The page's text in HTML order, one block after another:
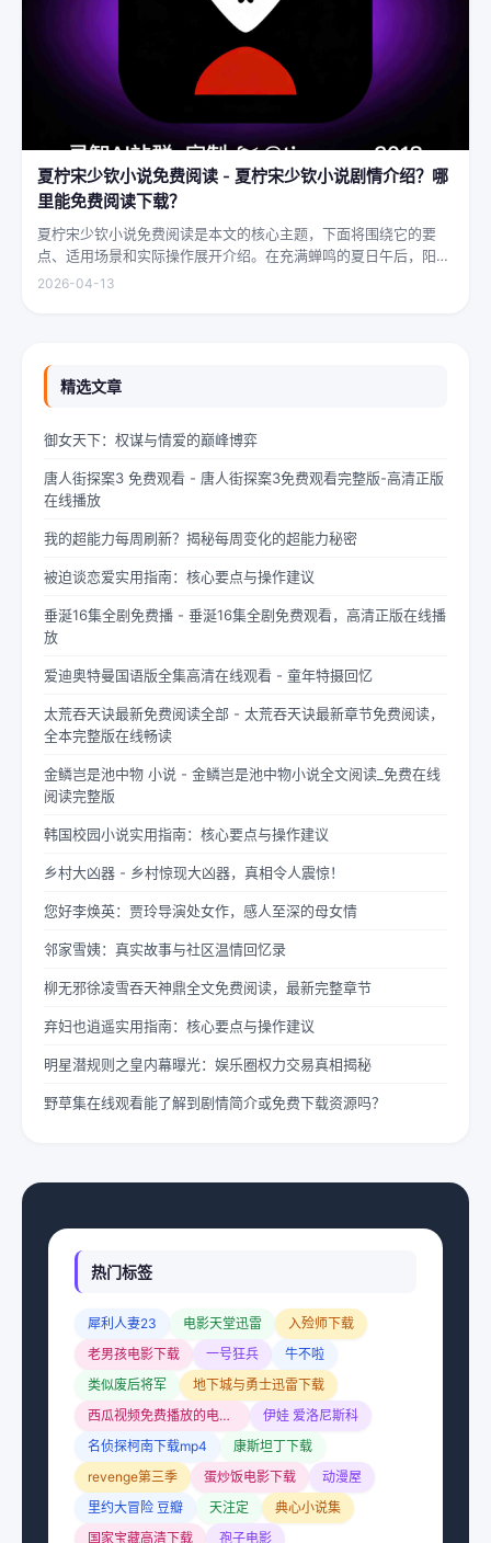
夏柠宋少钦小说免费阅读 - 夏柠宋少钦小说剧情介绍？哪
里能免费阅读下载？
夏柠宋少钦小说免费阅读是本文的核心主题，下面将围绕它的要
点、适用场景和实际操作展开介绍。在充满蝉鸣的夏日午后，阳光
透过梧桐树叶的缝隙，洒在少女夏柠的肩头。她坐在旧书摊旁，手
2026-04-13
精选文章
御女天下：权谋与情爱的巅峰博弈
唐人街探案3 免费观看 - 唐人街探案3免费观看完整版-高清正版
在线播放
我的超能力每周刷新？揭秘每周变化的超能力秘密
被迫谈恋爱实用指南：核心要点与操作建议
垂涎16集全剧免费播 - 垂涎16集全剧免费观看，高清正版在线播
放
爱迪奥特曼国语版全集高清在线观看 - 童年特摄回忆
太荒吞天诀最新免费阅读全部 - 太荒吞天诀最新章节免费阅读，
全本完整版在线畅读
金鳞岂是池中物 小说 - 金鳞岂是池中物小说全文阅读_免费在线
阅读完整版
韩国校园小说实用指南：核心要点与操作建议
乡村大凶器 - 乡村惊现大凶器，真相令人震惊！
您好李焕英：贾玲导演处女作，感人至深的母女情
邻家雪姨：真实故事与社区温情回忆录
柳无邪徐凌雪吞天神鼎全文免费阅读，最新完整章节
弃妇也逍遥实用指南：核心要点与操作建议
明星潜规则之皇内幕曝光：娱乐圈权力交易真相揭秘
野草集在线观看能了解到剧情简介或免费下载资源吗？
热门标签
犀利人妻23 电影天堂迅雷
入殓师下载
老男孩电影下载
一号狂兵
牛不啦
类似废后将军
地下城与勇士迅雷下载
西瓜视频免费播放的电视剧
伊娃 爱洛尼斯科
名侦探柯南下载mp4
康斯坦丁下载
revenge第三季
蛋炒饭电影下载
动漫屋
里约大冒险 豆瓣
天注定
典心小说集
国家宝藏高清下载
孢子电影